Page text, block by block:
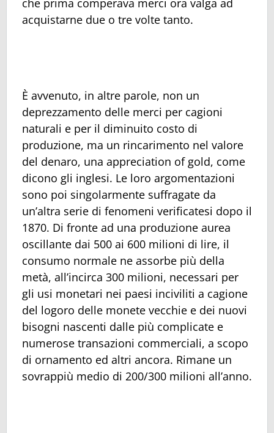
che prima comperava merci ora valga ad
acquistarne due o tre volte tanto.
È avvenuto, in altre parole, non un
deprezzamento delle merci per cagioni
naturali e per il diminuito costo di
produzione, ma un rincarimento nel valore
del denaro, una appreciation of gold, come
dicono gli inglesi. Le loro argomentazioni
sono poi singolarmente suffragate da
un’altra serie di fenomeni verificatesi dopo il
1870. Di fronte ad una produzione aurea
oscillante dai 500 ai 600 milioni di lire, il
consumo normale ne assorbe più della
metà, all’incirca 300 milioni, necessari per
gli usi monetari nei paesi inciviliti a cagione
del logoro delle monete vecchie e dei nuovi
bisogni nascenti dalle più complicate e
numerose transazioni commerciali, a scopo
di ornamento ed altri ancora. Rimane un
sovrappiù medio di 200/300 milioni all’anno.